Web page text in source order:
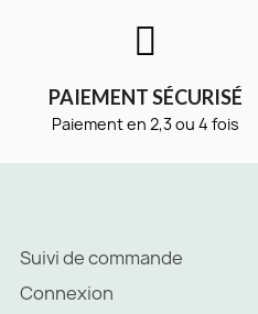
PAIEMENT SÉCURISÉ
Paiement en 2,3 ou 4 fois
Suivi de commande
Connexion